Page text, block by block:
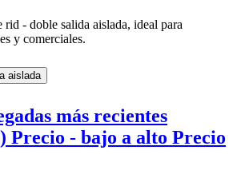
rid - doble salida aislada, ideal para
y comerciales.
aislada
más recientes
Precio - bajo a alto Precio